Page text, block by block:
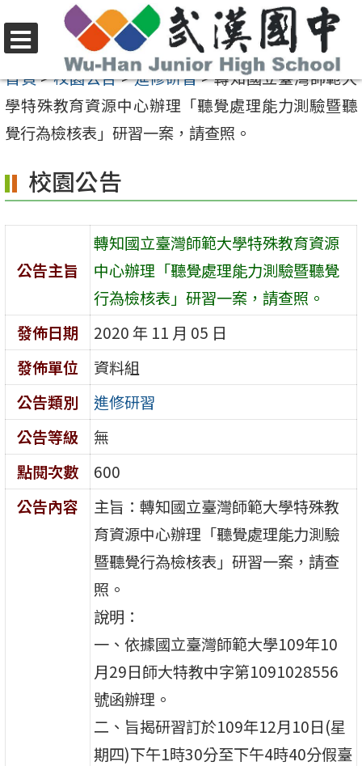
至
要
內
區
選
單
首頁>校園公告>進修研習>轉知國立臺灣師範大
學特殊教育資源中心辦理「聽覺處理能力測驗暨聽
覺行為檢核表」研習一案，請查照。
校園公告
公告主旨
轉知國立臺灣師範大學特殊教育資源
中心辦理「聽覺處理能力測驗暨聽覺
行為檢核表」研習一案，請查照。
發佈日期
2020 年 11 月 05 日
發佈單位
資料組
公告類別
進修研習
公告等級
無
點閱次數
600
公告內容
主旨：轉知國立臺灣師範大學特殊教
育資源中心辦理「聽覺處理能力測驗
暨聽覺行為檢核表」研習一案，請查
照。
說明：
一、依據國立臺灣師範大學109年10
月29日師大特教中字第1091028556
號函辦理。
二、旨揭研習訂於109年12月10日(星
期四)下午1時30分至下午4時40分假臺